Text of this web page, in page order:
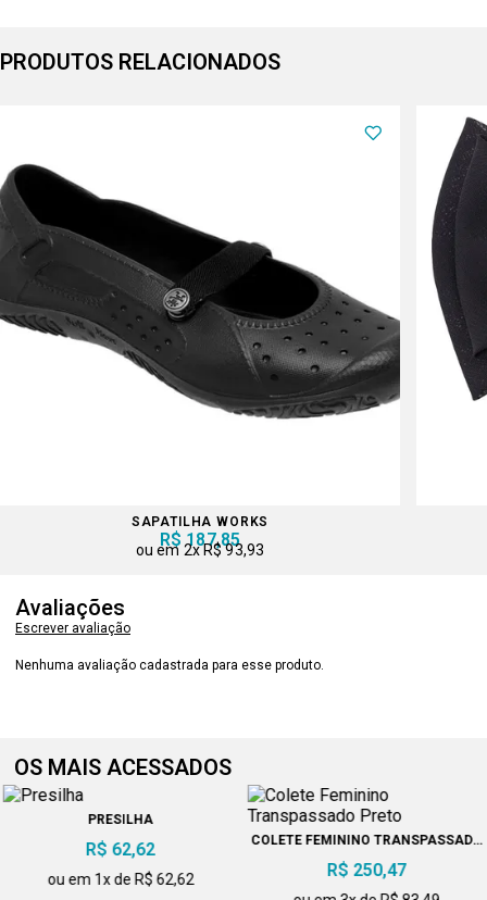
PRODUTOS RELACIONADOS
SAPATILHA WORKS
R$ 187,85
2xR$ 93,93
Avaliações
Escrever avaliação
Nenhuma avaliação cadastrada para esse produto.
OS MAIS ACESSADOS
PRESILHA
R$ 62,62
ou em 1x de R$ 62,62
COLETE FEMININO TRANSPASSADO
PRETO
R$ 250,47